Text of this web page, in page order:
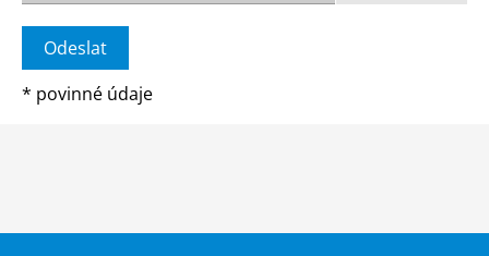
* povinné údaje